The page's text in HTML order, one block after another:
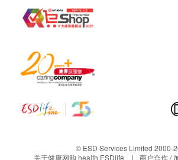
白血球
红血球
血紅素
血球容积
泌尿情况
比重
© ESD Services Limited 2000-
关于健康网购 health.ESDlife
商户合作 /